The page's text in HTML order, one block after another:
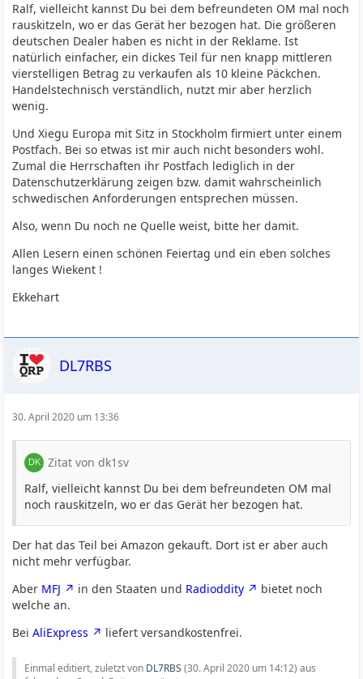
Ralf, vielleicht kannst Du bei dem befreundeten OM mal noch
rauskitzeln, wo er das Gerät her bezogen hat. Die größeren
deutschen Dealer haben es nicht in der Reklame. Ist
natürlich einfacher, ein dickes Teil für nen knapp mittleren
vierstelligen Betrag zu verkaufen als 10 kleine Päckchen.
Handelstechnisch verständlich, nutzt mir aber herzlich
wenig.
Und Xiegu Europa mit Sitz in Stockholm firmiert unter einem
Postfach. Bei so etwas ist mir auch nicht besonders wohl.
Zumal die Herrschaften ihr Postfach lediglich in der
Datenschutzerklärung zeigen bzw. damit wahrscheinlich
schwedischen Anforderungen entsprechen müssen.
Also, wenn Du noch ne Quelle weist, bitte her damit.
Allen Lesern einen schönen Feiertag und ein eben solches
langes Wiekent !
Ekkehart
DL7RBS
30. April 2020 um 13:36
Zitat von dk1sv
Ralf, vielleicht kannst Du bei dem befreundeten OM mal
noch rauskitzeln, wo er das Gerät her bezogen hat.
Der hat das Teil bei Amazon gekauft. Dort ist er aber auch
nicht mehr verfügbar.
Aber MFJ in den Staaten und Radioddity
bietet noch
welche an.
BeiAliExpress liefert versandkostenfrei.
Einmal editiert, zuletzt von DL7RBS (30. April 2020 um 14:12) aus